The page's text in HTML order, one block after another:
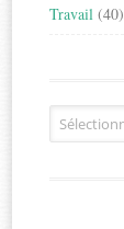
Travail (40)
Archives